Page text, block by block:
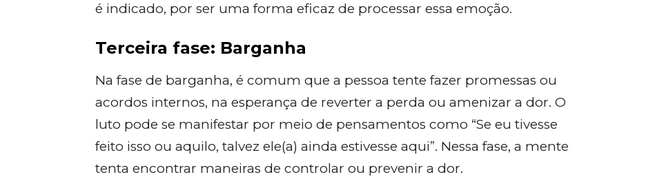
é indicado, por ser uma forma eficaz de processar essa emoção.
Terceira fase: Barganha
Na fase de barganha, é comum que a pessoa tente fazer promessas ou
acordos internos, na esperança de reverter a perda ou amenizar a dor. O
luto pode se manifestar por meio de pensamentos como “Se eu tivesse
feito isso ou aquilo, talvez ele(a) ainda estivesse aqui”. Nessa fase, a mente
tenta encontrar maneiras de controlar ou prevenir a dor.